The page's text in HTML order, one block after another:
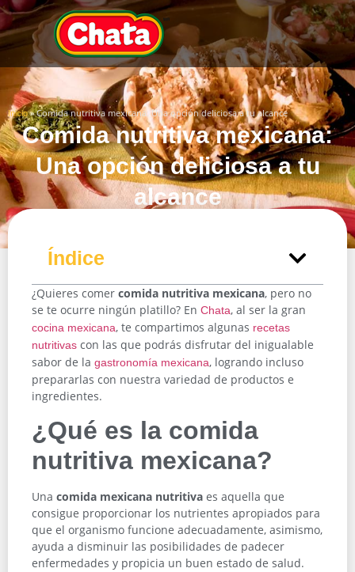
Inicio»Comida nutritiva mexicana: Una opción deliciosa a tu alcance
Comida nutritiva mexicana:
Una opción deliciosa a tu
alcance
Índice
¿Quieres comer comida nutritiva mexicana, pero no
se te ocurre ningún platillo? En Chata, al ser la gran
cocina mexicana, te compartimos algunas recetas
nutritivas con las que podrás disfrutar del inigualable
sabor de la gastronomía mexicana, logrando incluso
prepararlas con nuestra variedad de productos e
ingredientes.
¿Qué es la comida
nutritiva mexicana?
Una comida mexicana nutritiva es aquella que
consigue proporcionar los nutrientes apropiados para
que el organismo funcione adecuadamente, asimismo,
ayuda a disminuir las posibilidades de padecer
enfermedades y propicia un buen estado de salud.